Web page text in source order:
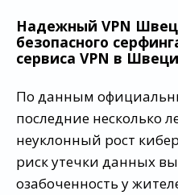
Надежный VPN
безопасного
сервиса VPN в
По данным
последние несколько
неуклонный рост
риск утечки данных
озабоченность у